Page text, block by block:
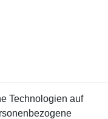
Technologien auf